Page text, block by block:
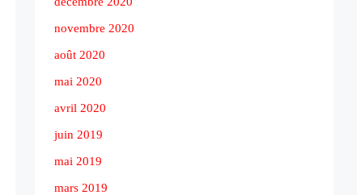
novembre 2020
août 2020
mai 2020
avril 2020
juin 2019
mai 2019
mars 2019